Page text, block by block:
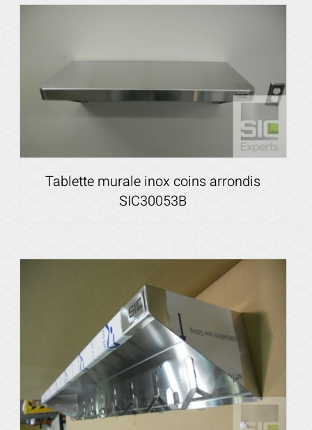
Voir les détails
Tablette murale inox coins arrondis
SIC30053B